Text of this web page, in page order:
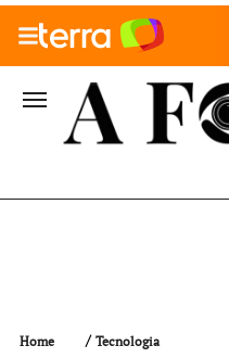
010" />
Home
Tecnologia